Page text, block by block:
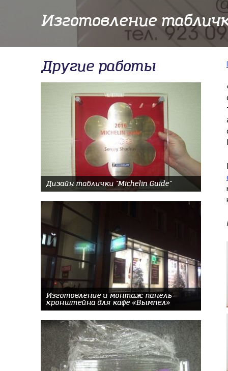
​Изготовление
Другие работы
Дизайн таблички "Michelin Guide"
Изготовление и монтаж панель-
кронштейна для кафе «Вымпел»